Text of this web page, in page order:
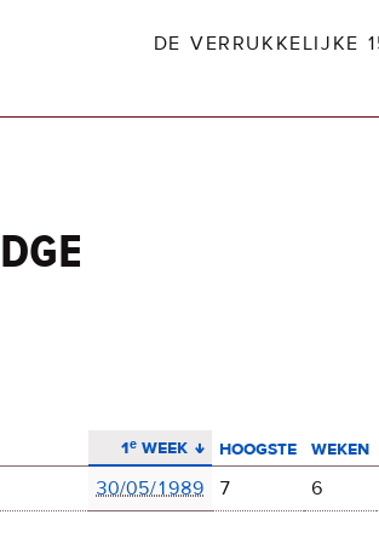
DE VERRUKKELIJKE
1ᵉ week
aflopend sorteren hoogste weken
30/05/1989 7 6